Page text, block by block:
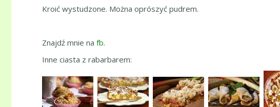
Kroić wystudzone. Można oprószyć pudrem.
Znajdź mnie na fb.
Inne ciasta z rabarbarem: